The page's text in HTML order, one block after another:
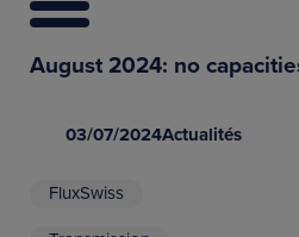
August 2024: no
03/07/2024Actualités
FluxSwiss